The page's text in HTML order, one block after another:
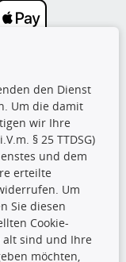
den Dienst
Um die damit
wir Ihre
§ 25 TTDSG)
und dem
erteilte
Um
Sie diesen
Cookie-
alt sind und Ihre
möchten,